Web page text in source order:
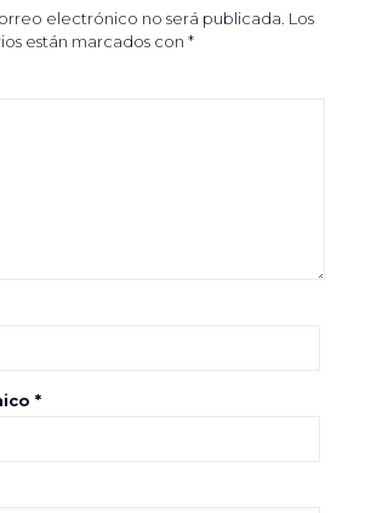
electrónico no será publicada. Los
están marcados con *
*